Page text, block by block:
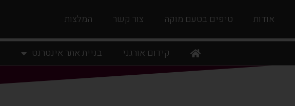
אודות טיפים בטעם מוקה צור קשר המלצות
קידום אורגני בניית אתר אינטרנט